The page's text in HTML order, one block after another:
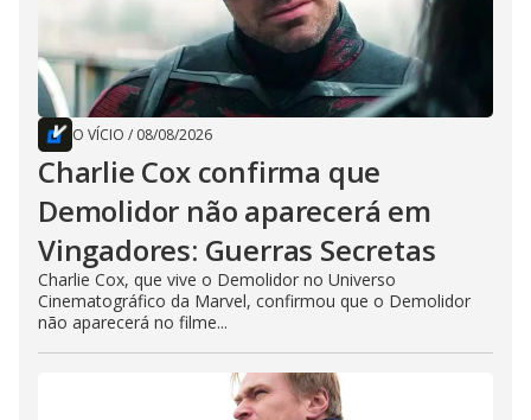
O VÍCIO / 08/08/2026
Charlie Cox confirma que
Demolidor não aparecerá em
Vingadores: Guerras Secretas
Charlie Cox, que vive o Demolidor no Universo
Cinematográfico da Marvel, confirmou que o Demolidor
não aparecerá no filme...